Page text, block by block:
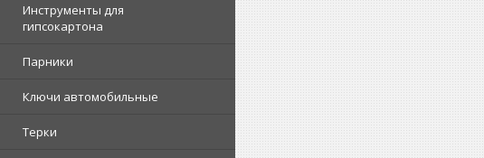
Инструменты для
гипсокартона
Парники
Ключи автомобильные
Терки